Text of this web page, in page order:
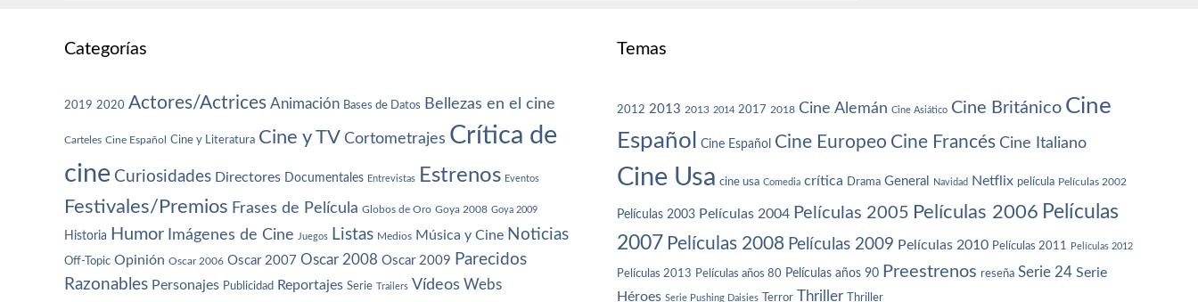
Categorías
2019 2020 Actores/Actrices Animación Bases de Datos Bellezas en el cine
Carteles Cine Español Cine y Literatura Cine y TV Cortometrajes Crítica de
cine Curiosidades Directores Documentales Entrevistas Estrenos Eventos
Festivales/Premios Frases de Película Globos de Oro Goya 2008 Goya 2009
Historia Humor Imágenes de Cine Juegos Listas Medios Música y Cine Noticias
Off-Topic Opinión Oscar 2006 Oscar 2007 Oscar 2008 Oscar 2009 Parecidos
Razonables Personajes Publicidad Reportajes Serie Trailers Vídeos Webs
Temas
2012 2013 2013 2014 2017 2018 Cine Alemán Cine Asiático Cine Británico Cine
Español
Cine Español Cine Europeo Cine Francés Cine Italiano
Cine Usa cine usa Comedia crítica Drama General Navidad Netflix película Películas 2002
Películas 2003 Películas 2004 Películas 2005 Películas 2006 Películas
2007 Películas 2008 Películas 2009 Películas 2010 Películas 2011 Películas 2012
Películas 2013 Películas años 80 Películas años 90 Preestrenos reseña Serie 24 Serie
Héroes Serie Pushing Daisies Terror Thriller Thriller